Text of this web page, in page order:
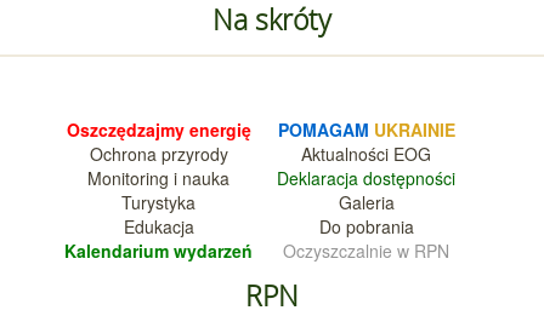
Na skróty
Oszczędzajmy energię
Ochrona przyrody
Monitoring i nauka
Turystyka
Edukacja
Kalendarium wydarzeń
POMAGAM UKRAINIE
Aktualności EOG
Deklaracja dostępności
Galeria
Do pobrania
Oczyszczalnie w RPN
RPN